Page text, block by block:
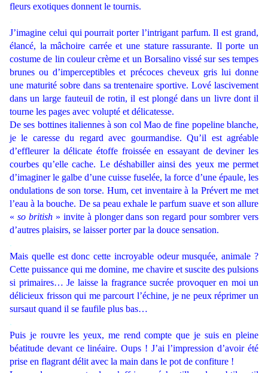
fleurs exotiques donnent le tournis.
.
J’imagine celui qui pourrait porter l’intrigant parfum. Il est grand,
élancé, la mâchoire carrée et une stature rassurante. Il porte un
costume de lin couleur crème et un Borsalino vissé sur ses tempes
brunes ou d’imperceptibles et précoces cheveux gris lui donne
une maturité sobre dans sa trentenaire sportive. Lové lascivement
dans un large fauteuil de rotin, il est plongé dans un livre dont il
tourne les pages avec volupté et délicatesse.
De ses bottines italiennes à son col Mao de fine popeline blanche,
je le caresse du regard avec gourmandise. Qu’il est agréable
d’effleurer la délicate étoffe froissée en essayant de deviner les
courbes qu’elle cache. Le déshabiller ainsi des yeux me permet
d’imaginer le galbe d’une cuisse fuselée, la force d’une épaule, les
ondulations de son torse. Hum, cet inventaire à la Prévert me met
l’eau à la bouche. De sa peau exhale le parfum suave et son allure
« so british» invite à plonger dans son regard pour sombrer vers
d’autres plaisirs, se laisser porter par la douce sensation.
.
Mais quelle est donc cette incroyable odeur musquée, animale ?
Cette puissance qui me domine, me chavire et suscite des pulsions
si primaires… Je laisse la fragrance sucrée provoquer en moi un
délicieux frisson qui me parcourt l’échine, je ne peux réprimer un
sursaut quand il se faufile plus bas…
.
Puis je rouvre les yeux, me rend compte que je suis en pleine
béatitude devant ce linéaire. Oups ! J’ai l’impression d’avoir été
prise en flagrant délit avec la main dans le pot de confiture !